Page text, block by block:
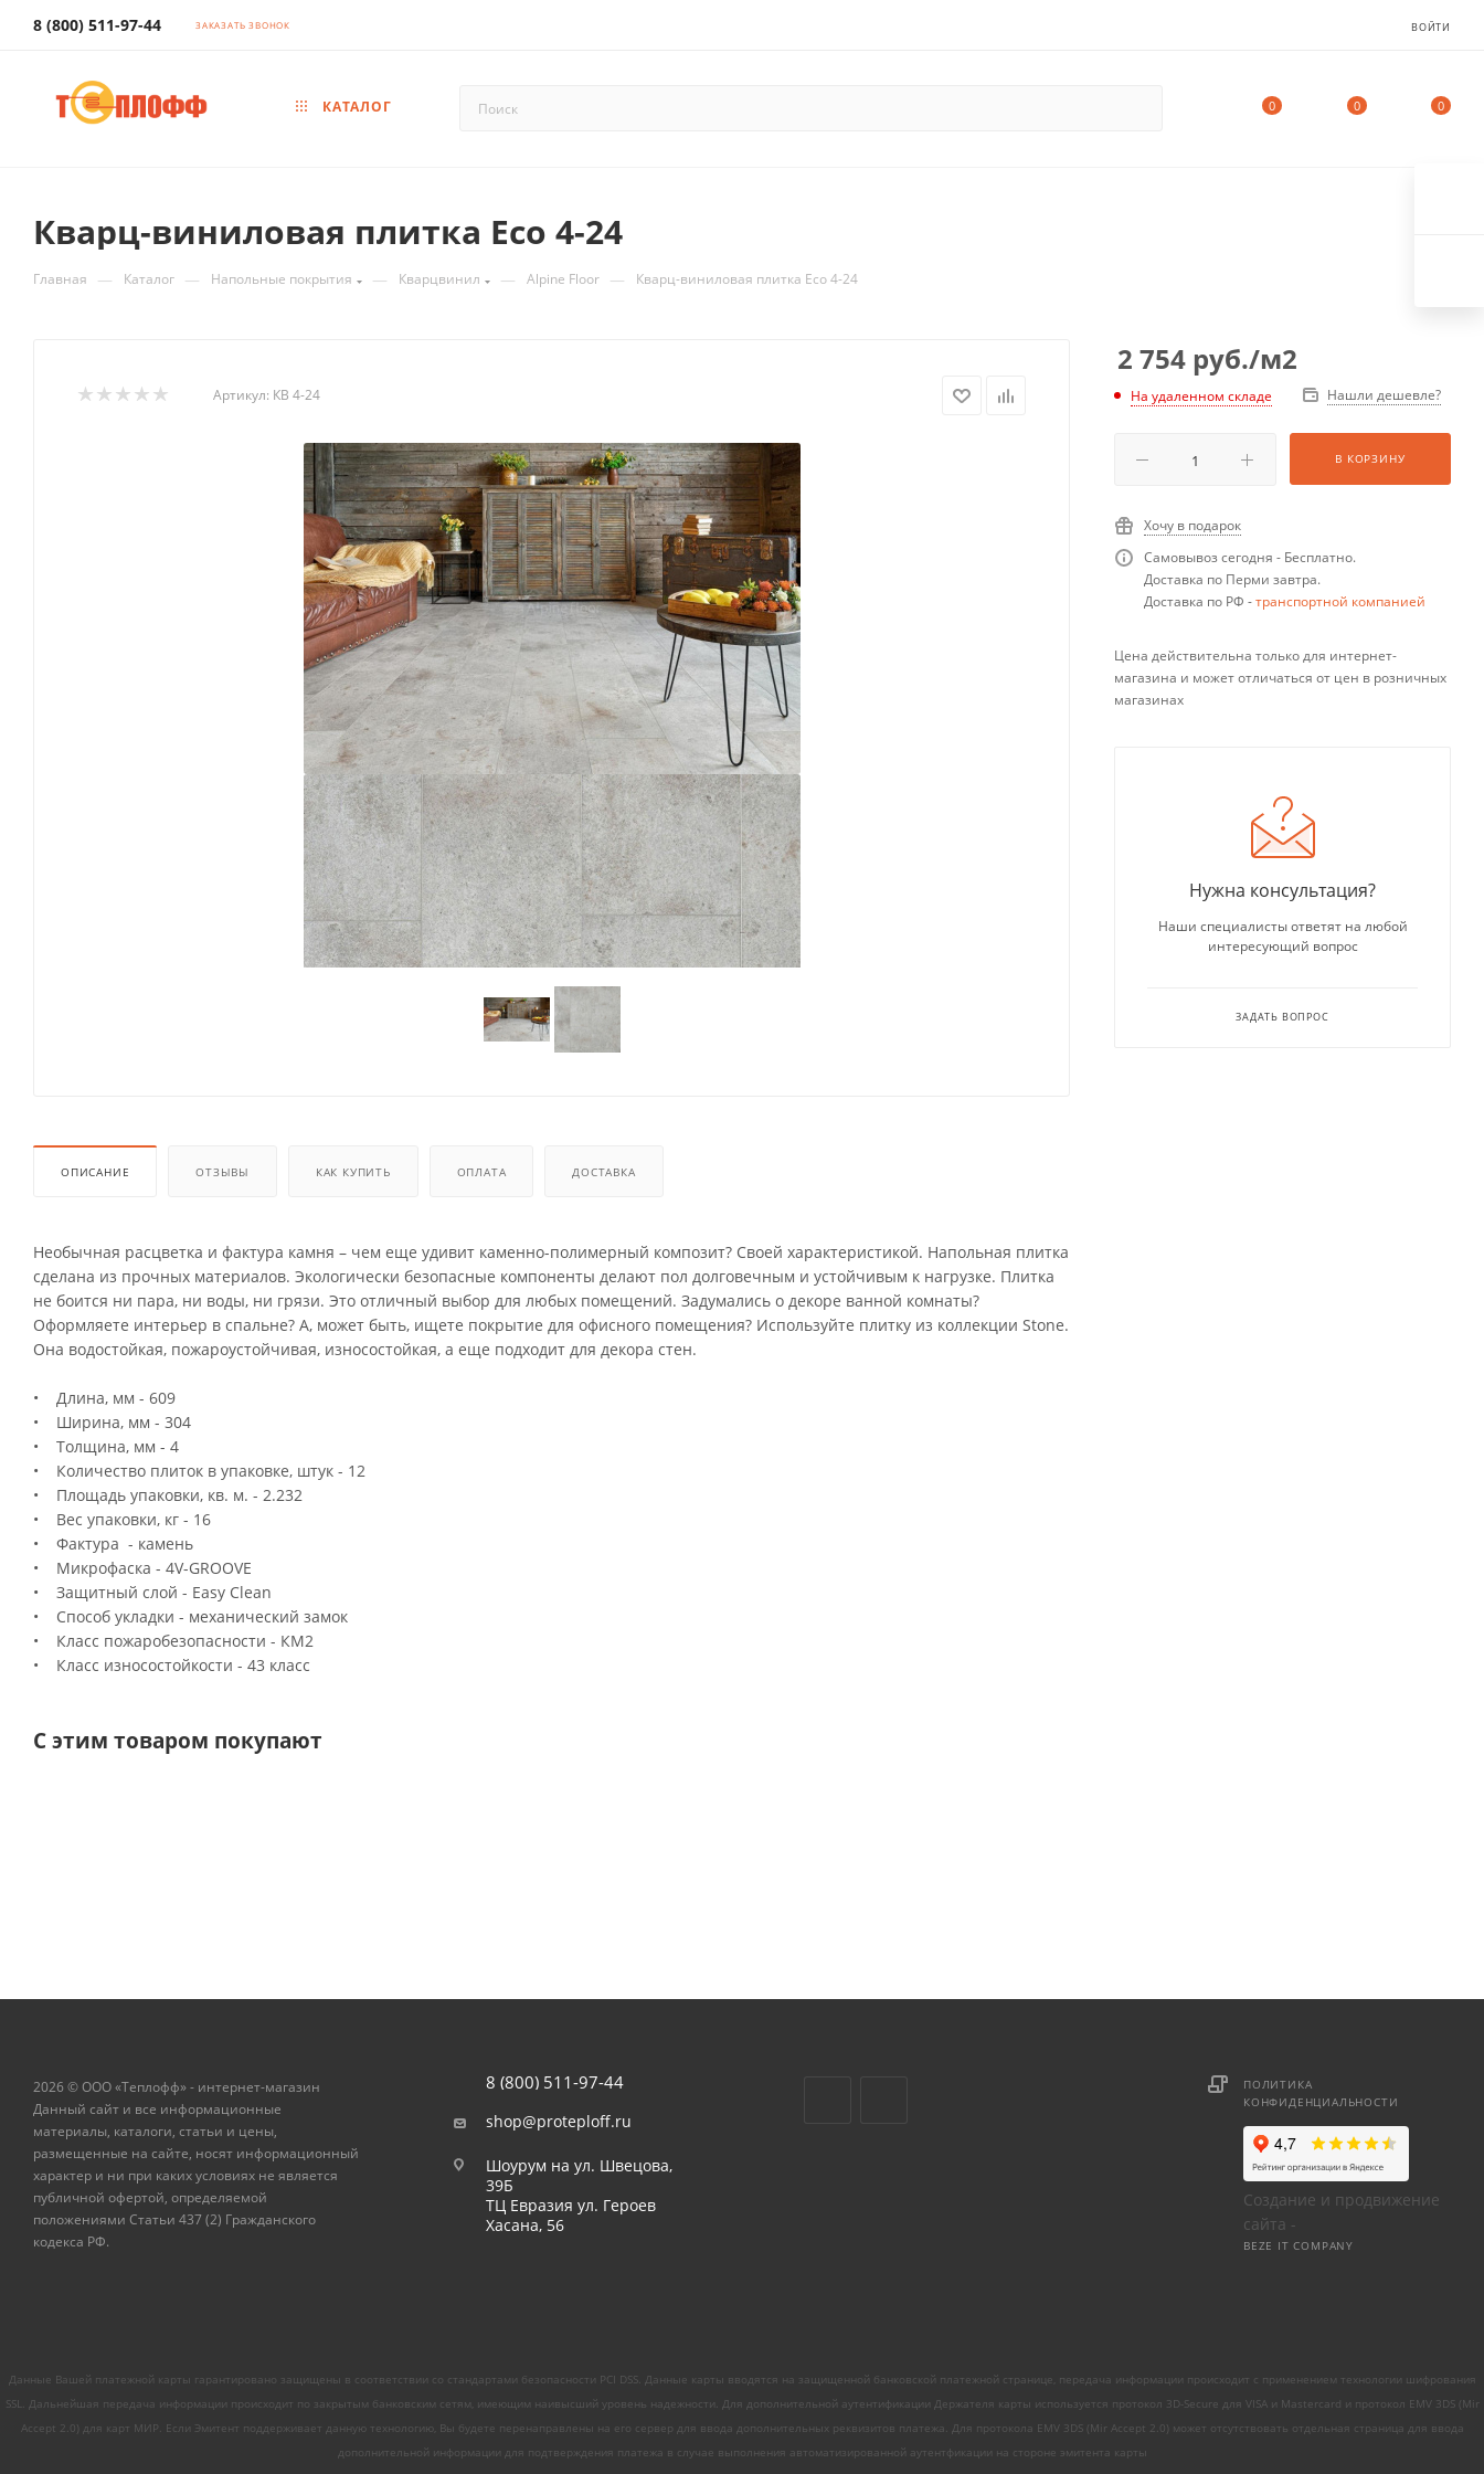
8 (800) 511-97-44 ЗАКАЗАТЬ ЗВОНОК ВОЙТИ
КАТАЛОГ 0 0 0
Кварц-виниловая плитка Eco 4-24
Главная — Каталог — Напольные покрытия — Кварцвинил — Alpine Floor — Кварц-виниловая плитка Eco 4-24
Артикул: КВ 4-24
ОПИСАНИЕ ОТЗЫВЫ КАК КУПИТЬ ОПЛАТА ДОСТАВКА
Необычная расцветка и фактура камня – чем еще удивит каменно-полимерный композит? Своей характеристикой. Напольная плитка
сделана из прочных материалов. Экологически безопасные компоненты делают пол долговечным и устойчивым к нагрузке. Плитка
не боится ни пара, ни воды, ни грязи. Это отличный выбор для любых помещений. Задумались о декоре ванной комнаты?
Оформляете интерьер в спальне? А, может быть, ищете покрытие для офисного помещения? Используйте плитку из коллекции Stone.
Она водостойкая, пожароустойчивая, износостойкая, а еще подходит для декора стен.
• Длина, мм - 609
• Ширина, мм - 304
• Толщина, мм - 4
• Количество плиток в упаковке, штук - 12
• Площадь упаковки, кв. м. - 2.232
• Вес упаковки, кг - 16
• Фактура - камень
• Микрофаска - 4V-GROOVE
• Защитный слой - Easy Clean
• Способ укладки - механический замок
• Класс пожаробезопасности - КМ2
• Класс износостойкости - 43 класс
С этим товаром покупают
2 754 руб./м2
На удаленном складе Нашли дешевле?
В КОРЗИНУ
Хочу в подарок
Самовывоз сегодня - Бесплатно.
Доставка по Перми завтра.
Доставка по РФ -транспортной компанией
Цена действительна только для интернет-
магазина и может отличаться от цен в розничных
магазинах
Нужна консультация?
Наши специалисты ответят на любой
интересующий вопрос
ЗАДАТЬ ВОПРОС
2026 © ООО «Теплофф» - интернет-магазин
Данный сайт и все информационные
материалы, каталоги, статьи и цены,
размещенные на сайте, носят информационный
характер и ни при каких условиях не является
публичной офертой, определяемой
положениями Статьи 437 (2) Гражданского
кодекса РФ.
8 (800) 511-97-44
shop@proteploff.ru
Шоурум на ул. Швецова,
39Б
ТЦ Евразия ул. Героев
Хасана, 56
ПОЛИТИКА
КОНФИДЕНЦИАЛЬНОСТИ
Создание и продвижение
сайта -
BEZE IT COMPANY
Данные Вашей платежной карты гарантировано защищены в соответствии со стандартами безопасности PCI DSS. Данные карты вводятся на защищенной банковской платежной странице, передача информации происходит с применением технологии шифрования
SSL. Дальнейшая передача информации происходит по закрытым банковским сетям, имеющим наивысший уровень надежности. Для дополнительной аутентификации Держателя карты используется протокол 3D-Secure для VISA и Mastercard и протокол EMV 3DS (Mir
Accept 2.0) для карт МИР. Если Эмитент поддерживает данную технологию, Вы будете перенаправлены на его сервер для ввода дополнительных реквизитов платежа. Для протокола EMV 3DS (Mir Accept 2.0) может отсутствовать отдельная страница для ввода
дополнительной информации для подтверждения платежа в случае выполнения автоматизированной аутентфикации на стороне эмитента карты